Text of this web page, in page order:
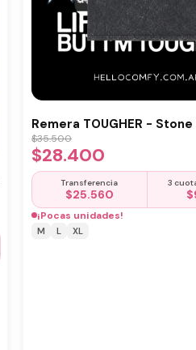
Remera TOUGHER - Stone
$35.500
$28.400
Transferencia
$25.560
3
$
¡Pocas unidades!
M L XL